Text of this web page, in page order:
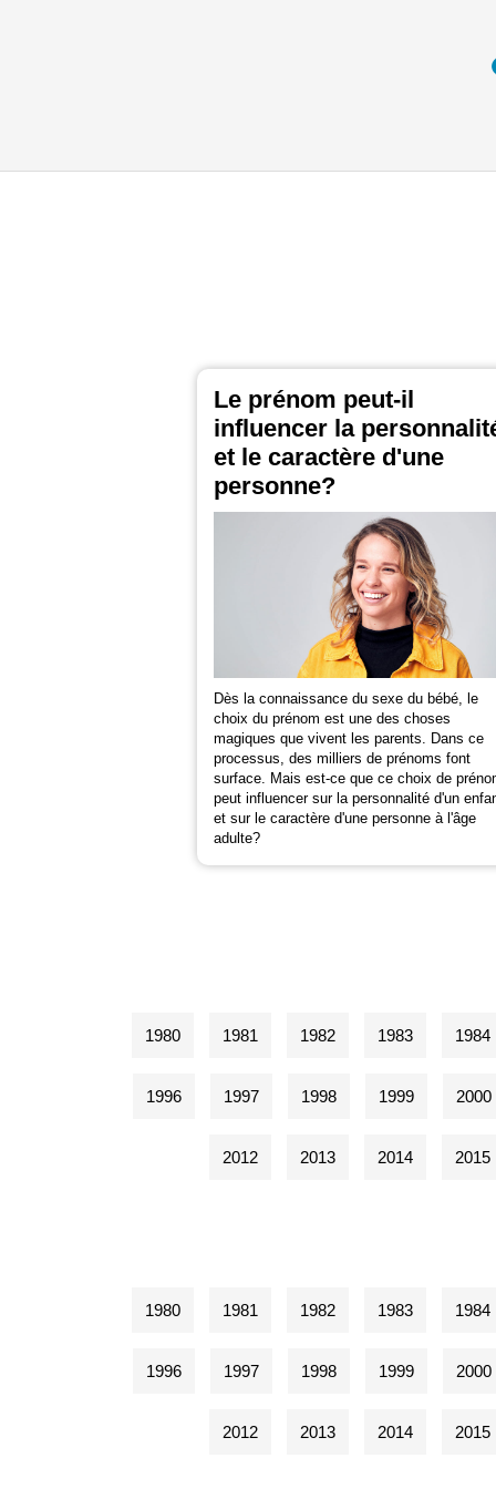
Le prénom peut-il
influencer la
et le caractère d'une
personne?
Dès la connaissance du sexe du bébé, le
choix du prénom est une des choses
magiques que vivent les parents. Dans ce
processus, des milliers de prénoms font
surface. Mais est-ce que ce choix de
peut influencer sur la personnalité d'un
et sur le caractère d'une personne à l'âge
adulte?
1980 1981 1982 1983 1984
1996 1997 1998 1999 2000
2012 2013 2014 2015
1980 1981 1982 1983 1984
1996 1997 1998 1999 2000
2012 2013 2014 2015